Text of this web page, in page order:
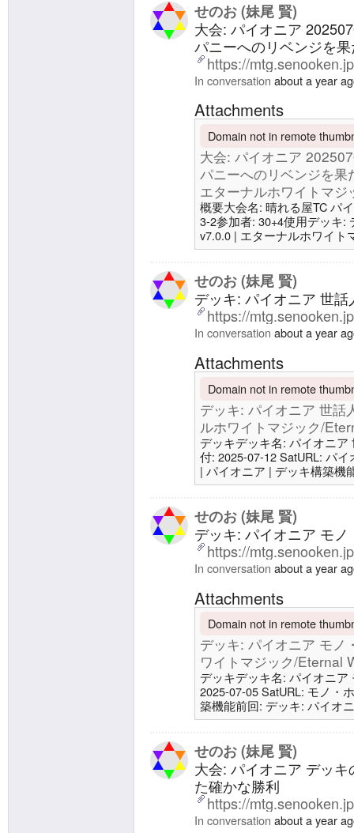
回: 大会: パイオニア 2025070
せのお (妹尾 賢)
大会: パイオニア
パニーへのリベンジを
https://
In conversation about a year
Attachments
Domain not in remote
大会: パイオニア
パニーへのリベンジを
エターナルホワイトマ
概要大会名: 晴れる屋TC パ
3-2参加者: 30+4使用デッキ:
v7.0.0 | エターナルホワイト
会: パイオニア デッキの安
https://x.com/senookenmtg/
せのお (妹尾 賢)
デッキ: パイオニア 世
https://
In conversation about a year
Attachments
Domain not in remote
デッキ: パイオニア 世
ルホワイトマジック/
デッキデッキ名: パイオニア
付: 2025-07-12 SatURL: パ
| パイオニア | デッキ構築機
イト v7.0.0 | エターナルホ
アーデンベイル城2 皇国の
せのお (妹尾 賢)
デッキ: パイオニア モ
https://
In conversation about a year
Attachments
Domain not in remote
デッキ: パイオニア モ
ワイトマジック/Eternal
デッキデッキ名: パイオニア
2025-07-05 SatURL: モノ・
築機能前回: デッキ: パイオ
ホワイトマジック/Eternal
国の地、永岩城11 生物4 シ
せのお (妹尾 賢)
大会: パイオニア デッ
た確かな勝利
https://
In conversation about a year